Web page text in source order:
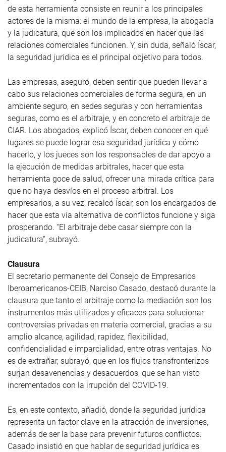
de esta herramienta consiste en reunir a los principales
actores de la misma: el mundo de la empresa, la abogacía
y la judicatura, que son los implicados en hacer que las
relaciones comerciales funcionen. Y, sin duda, señaló Íscar,
la seguridad jurídica es el principal objetivo para todos.
Las empresas, aseguró, deben sentir que pueden llevar a
cabo sus relaciones comerciales de forma segura, en un
ambiente seguro, en sedes seguras y con herramientas
seguras, como es el arbitraje, y en concreto el arbitraje de
CIAR. Los abogados, explicó Íscar, deben conocer en qué
lugares se puede lograr esa seguridad jurídica y cómo
hacerlo, y los jueces son los responsables de dar apoyo a
la ejecución de medidas arbitrales, hacer que esta
herramienta goce de salud, ofrecer una mirada crítica para
que no haya desvíos en el proceso arbitral. Los
empresarios, a su vez, recalcó Íscar, son los encargados de
hacer que esta vía alternativa de conflictos funcione y siga
prosperando. “El arbitraje debe casar siempre con la
judicatura”, subrayó.
Clausura
El secretario permanente del Consejo de Empresarios
Iberoamericanos-CEIB, Narciso Casado, destacó durante la
clausura que tanto el arbitraje como la mediación son los
instrumentos más utilizados y eficaces para solucionar
controversias privadas en materia comercial, gracias a su
amplio alcance, agilidad, rapidez, flexibilidad,
confidencialidad e imparcialidad, entre otras ventajas. No
es de extrañar, subrayó, que en los flujos transfronterizos
surjan desavenencias y desacuerdos, que se han visto
incrementados con la irrupción del COVID-19.
Es, en este contexto, añadió, donde la seguridad jurídica
representa un factor clave en la atracción de inversiones,
además de ser la base para prevenir futuros conflictos.
Casado insistió en que hablar de seguridad jurídica es